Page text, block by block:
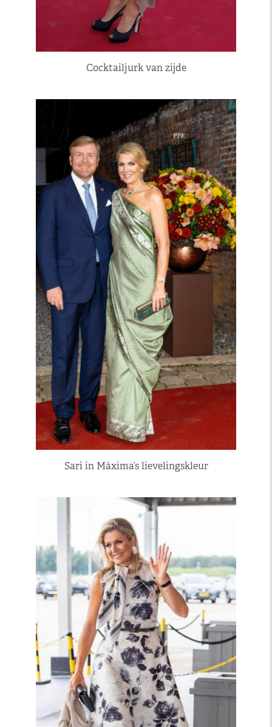
Cocktailjurk van zijde
Sari in Máxima’s lievelingskleur